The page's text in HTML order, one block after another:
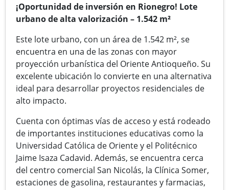
¡Oportunidad de inversión en Rionegro! Lote
urbano de alta valorización – 1.542 m²
Este lote urbano, con un área de 1.542 m², se
encuentra en una de las zonas con mayor
proyección urbanística del Oriente Antioqueño. Su
excelente ubicación lo convierte en una alternativa
ideal para desarrollar proyectos residenciales de
alto impacto.
Cuenta con óptimas vías de acceso y está rodeado
de importantes instituciones educativas como la
Universidad Católica de Oriente y el Politécnico
Jaime Isaza Cadavid. Además, se encuentra cerca
del centro comercial San Nicolás, la Clínica Somer,
estaciones de gasolina, restaurantes y farmacias,